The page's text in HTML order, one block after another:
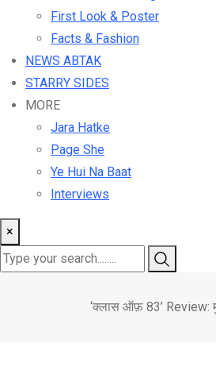
First Look & Poster
Facts & Fashion
NEWS ABTAK
STARRY SIDES
MORE
Jara Hatke
Page She
Ye Hui Na Baat
Interviews
×
‘क्लास ऑफ़ 83’ Review: